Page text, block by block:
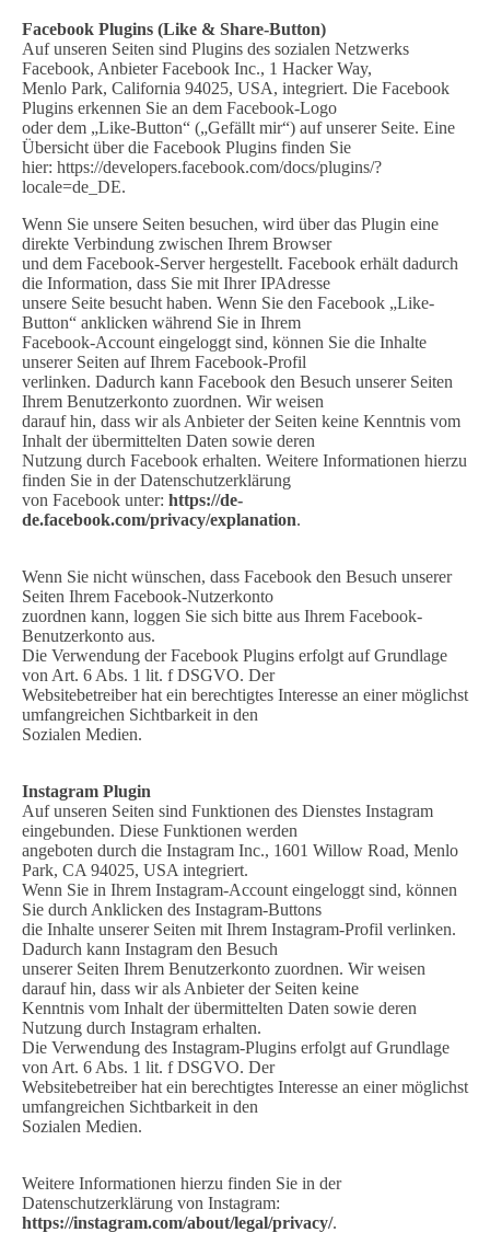
Facebook Plugins (Like & Share-Button)
Auf unseren Seiten sind Plugins des sozialen Netzwerks
Facebook, Anbieter Facebook Inc., 1 Hacker Way,
Menlo Park, California 94025, USA, integriert. Die Facebook
Plugins erkennen Sie an dem Facebook-Logo
oder dem „Like-Button“ („Gefällt mir“) auf unserer Seite. Eine
Übersicht über die Facebook Plugins finden Sie
hier: https://developers.facebook.com/docs/plugins/?
locale=de_DE.
Wenn Sie unsere Seiten besuchen, wird über das Plugin eine
direkte Verbindung zwischen Ihrem Browser
und dem Facebook-Server hergestellt. Facebook erhält dadurch
die Information, dass Sie mit Ihrer IPAdresse
unsere Seite besucht haben. Wenn Sie den Facebook „Like-
Button“ anklicken während Sie in Ihrem
Facebook-Account eingeloggt sind, können Sie die Inhalte
unserer Seiten auf Ihrem Facebook-Profil
verlinken. Dadurch kann Facebook den Besuch unserer Seiten
Ihrem Benutzerkonto zuordnen. Wir weisen
darauf hin, dass wir als Anbieter der Seiten keine Kenntnis vom
Inhalt der übermittelten Daten sowie deren
Nutzung durch Facebook erhalten. Weitere Informationen hierzu
finden Sie in der Datenschutzerklärung
von Facebook unter: https://de-
de.facebook.com/privacy/explanation.
Wenn Sie nicht wünschen, dass Facebook den Besuch unserer
Seiten Ihrem Facebook-Nutzerkonto
zuordnen kann, loggen Sie sich bitte aus Ihrem Facebook-
Benutzerkonto aus.
Die Verwendung der Facebook Plugins erfolgt auf Grundlage
von Art. 6 Abs. 1 lit. f DSGVO. Der
Websitebetreiber hat ein berechtigtes Interesse an einer möglichst
umfangreichen Sichtbarkeit in den
Sozialen Medien.
Instagram Plugin
Auf unseren Seiten sind Funktionen des Dienstes Instagram
eingebunden. Diese Funktionen werden
angeboten durch die Instagram Inc., 1601 Willow Road, Menlo
Park, CA 94025, USA integriert.
Wenn Sie in Ihrem Instagram-Account eingeloggt sind, können
Sie durch Anklicken des Instagram-Buttons
die Inhalte unserer Seiten mit Ihrem Instagram-Profil verlinken.
Dadurch kann Instagram den Besuch
unserer Seiten Ihrem Benutzerkonto zuordnen. Wir weisen
darauf hin, dass wir als Anbieter der Seiten keine
Kenntnis vom Inhalt der übermittelten Daten sowie deren
Nutzung durch Instagram erhalten.
Die Verwendung des Instagram-Plugins erfolgt auf Grundlage
von Art. 6 Abs. 1 lit. f DSGVO. Der
Websitebetreiber hat ein berechtigtes Interesse an einer möglichst
umfangreichen Sichtbarkeit in den
Sozialen Medien.
Weitere Informationen hierzu finden Sie in der
Datenschutzerklärung von Instagram:
https://instagram.com/about/legal/privacy/.